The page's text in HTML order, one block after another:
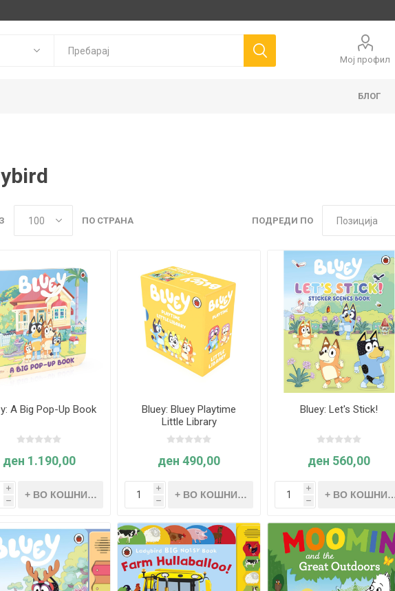
Мој профил
БЛОГ
Connetix
ПОДРЕДИ ПО
ПО СТРАНА
A Big Pop-Up Book
ден 1.190,00
i
h
Bluey: Bluey Playtime
Little Library
ден 490,00
i
h
Bluey: Let's Stick!
ден 560,00
i
h